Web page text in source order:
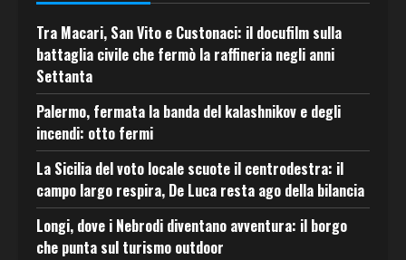
Tra Macari, San Vito e Custonaci: il docufilm sulla
battaglia civile che fermò la raffineria negli anni
Settanta
Palermo, fermata la banda del kalashnikov e degli
incendi: otto fermi
La Sicilia del voto locale scuote il centrodestra: il
campo largo respira, De Luca resta ago della bilancia
Longi, dove i Nebrodi diventano avventura: il borgo
che punta sul turismo outdoor